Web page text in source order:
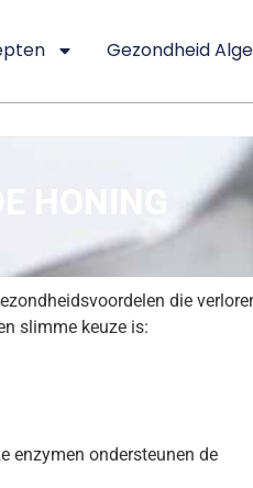
Gezondheid
HONING
die
slimme keuze is:
enzymen ondersteunen de